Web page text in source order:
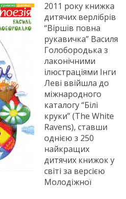
2011 року книжка
дитячих верлібрів
“Віршів повна
рукавичка” Василя
Голобородька з
лаконічними
ілюстраціями Інги
Леві ввійшла до
міжнародного
каталогу “Білі
круки” (The White
Ravens), ставши
однією з 250
найкращих
дитячих книжок у
світі за версією
Молодіжної